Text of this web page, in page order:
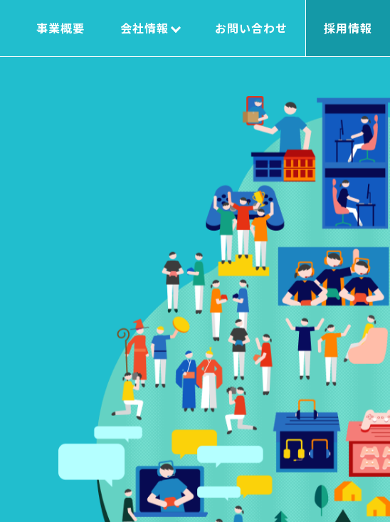
事業概要 会社情報 お問い合わせ 採用情報